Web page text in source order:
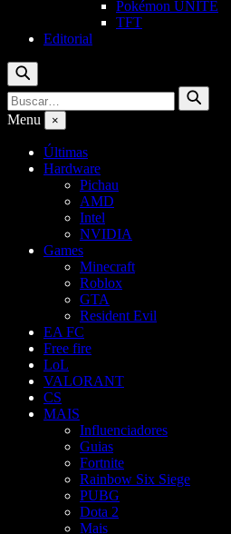
Pokémon UNITE
TFT
Editorial
Buscar
Buscar
por:
Buscar
Menu ×
Últimas
Hardware
Pichau
AMD
Intel
NVIDIA
Games
Minecraft
Roblox
GTA
Resident Evil
EA FC
Free fire
LoL
VALORANT
CS
MAIS
Influenciadores
Guias
Fortnite
Rainbow Six Siege
PUBG
Dota 2
Mais